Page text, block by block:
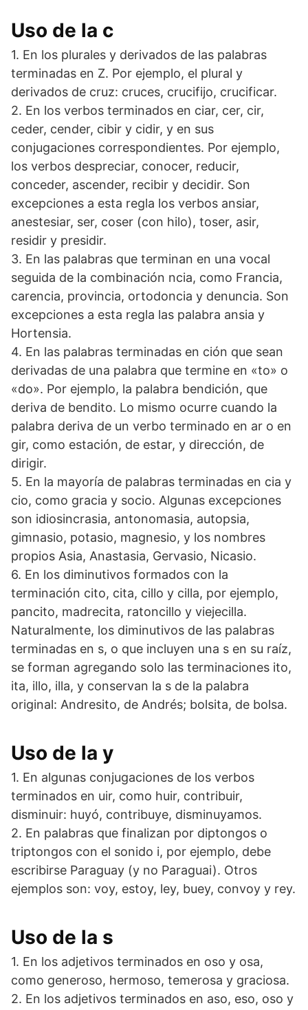
Uso de la c
1. En los plurales y derivados de las palabras
terminadas en Z. Por ejemplo, el plural y
derivados de cruz: cruces, crucifijo, crucificar.
2. En los verbos terminados en ciar, cer, cir,
ceder, cender, cibir y cidir, y en sus
conjugaciones correspondientes. Por ejemplo,
los verbos despreciar, conocer, reducir,
conceder, ascender, recibir y decidir. Son
excepciones a esta regla los verbos ansiar,
anestesiar, ser, coser (con hilo), toser, asir,
residir y presidir.
3. En las palabras que terminan en una vocal
seguida de la combinación ncia, como Francia,
carencia, provincia, ortodoncia y denuncia. Son
excepciones a esta regla las palabra ansia y
Hortensia.
4. En las palabras terminadas en ción que sean
derivadas de una palabra que termine en «to» o
«do». Por ejemplo, la palabra bendición, que
deriva de bendito. Lo mismo ocurre cuando la
palabra deriva de un verbo terminado en ar o en
gir, como estación, de estar, y dirección, de
dirigir.
5. En la mayoría de palabras terminadas en cia y
cio, como gracia y socio. Algunas excepciones
son idiosincrasia, antonomasia, autopsia,
gimnasio, potasio, magnesio, y los nombres
propios Asia, Anastasia, Gervasio, Nicasio.
6. En los diminutivos formados con la
terminación cito, cita, cillo y cilla, por ejemplo,
pancito, madrecita, ratoncillo y viejecilla.
Naturalmente, los diminutivos de las palabras
terminadas en s, o que incluyen una s en su raíz,
se forman agregando solo las terminaciones ito,
ita, illo, illa, y conservan la s de la palabra
original: Andresito, de Andrés; bolsita, de bolsa.
Uso de la y
1. En algunas conjugaciones de los verbos
terminados en uir, como huir, contribuir,
disminuir: huyó, contribuye, disminuyamos.
2. En palabras que finalizan por diptongos o
triptongos con el sonido i, por ejemplo, debe
escribirse Paraguay (y no Paraguai). Otros
ejemplos son: voy, estoy, ley, buey, convoy y rey.
Uso de la s
1. En los adjetivos terminados en oso y osa,
como generoso, hermoso, temerosa y graciosa.
2. En los adjetivos terminados en aso, eso, oso y